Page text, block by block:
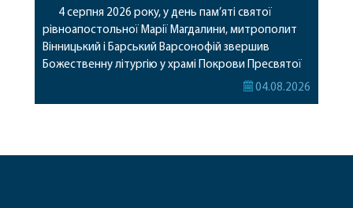
4 серпня 2026 року, у день пам’яті святої
рівноапостольної Марії Магдалини, митрополит
Вінницький і Барський Варсонофій звершив
Божественну літургію у храмі Покрови Пресвятої
Богородиці села Терешки Барського благочиння.
04.08.2026